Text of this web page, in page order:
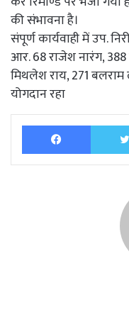
की संभावना है।
संपूर्ण कार्यवाही में उप.
आर. 68 राजेश नारंग,
मिथलेश राय, 271
योगदान रहा
Facebook